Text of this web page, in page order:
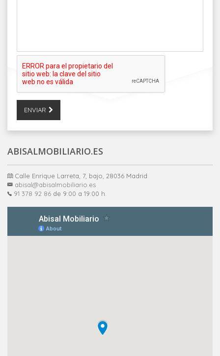
ENVIAR
ABISALMOBILIARIO.ES
Calle Enrique Larreta, 7, bajo, 28036 Madrid
abisal@abisalmobiliario.es
91 378 92 86 de 9:00 a 19:00 h.